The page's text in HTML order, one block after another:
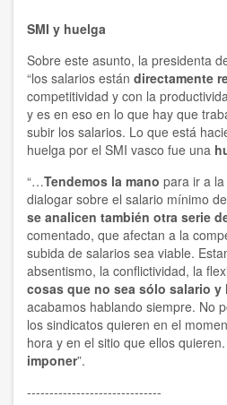
SMI y huelga
Sobre este asunto, la presidenta
“los salarios están directamente
competitividad y con la
y es en eso en lo que hay que
subir los salarios. Lo que está
huelga por el SMI vasco fue una
“…Tendemos la mano para ir a
dialogar sobre el salario mínimo
se analicen también otra serie
comentado, que afectan a la
subida de salarios sea viable.
absentismo, la conflictividad, la
cosas que no sea sólo salario y
acabamos hablando siempre. No
los sindicatos quieren en el
hora y en el sitio que ellos
imponer”.
------------------------------